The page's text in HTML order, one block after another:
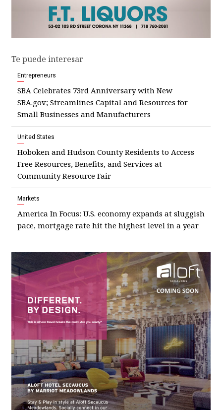
Te puede interesar
Entrepreneurs
SBA Celebrates 73rd Anniversary with New
SBA.gov; Streamlines Capital and Resources for
Small Businesses and Manufacturers
United States
Hoboken and Hudson County Residents to Access
Free Resources, Benefits, and Services at
Community Resource Fair
Markets
America In Focus: U.S. economy expands at sluggish
pace, mortgage rate hit the highest level in a year